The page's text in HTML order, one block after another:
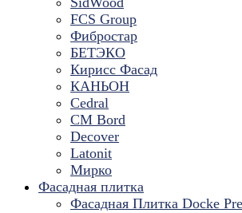
FCS Group
Фибростар
БЕТЭКО
Кирисс Фасад
КАНЬОН
Cedral
CM Bord
Decover
Latonit
Мирко
Фасадная плитка
Фасадная Плитка Docke